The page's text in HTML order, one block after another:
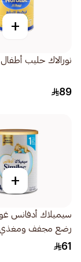
+
نورالاك حليب أطفال 900جرام
89
+
رضع مجفف ومغذي
اولى 400جرام
61